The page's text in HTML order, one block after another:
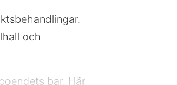
och
bar. Här